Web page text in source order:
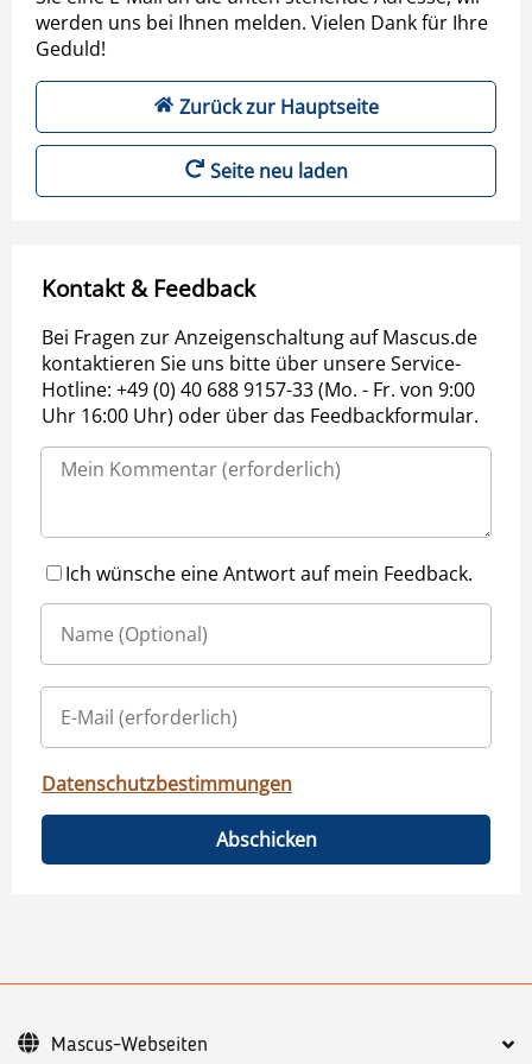
werden uns bei Ihnen melden. Vielen Dank für Ihre
Geduld!
Zurück zur Hauptseite
Seite neu laden
Kontakt & Feedback
Bei Fragen zur Anzeigenschaltung auf Mascus.de
kontaktieren Sie uns bitte über unsere Service-
Hotline: +49 (0) 40 688 9157-33 (Mo. - Fr. von 9:00
Uhr 16:00 Uhr) oder über das Feedbackformular.
Ich wünsche eine Antwort auf mein Feedback.
Datenschutzbestimmungen
Abschicken
Mascus-Webseiten